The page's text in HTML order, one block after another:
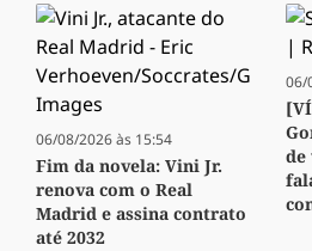
06/08/2026 às 15:54
Fim da novela: Vini Jr.
renova com o Real
Madrid e assina contrato
até 2032
06/
de